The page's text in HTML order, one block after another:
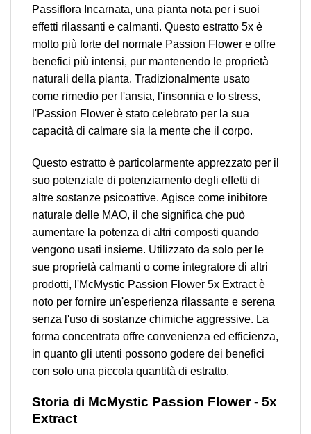
Passiflora Incarnata, una pianta nota per i suoi
effetti rilassanti e calmanti. Questo estratto 5x è
molto più forte del normale Passion Flower e offre
benefici più intensi, pur mantenendo le proprietà
naturali della pianta. Tradizionalmente usato
come rimedio per l'ansia, l'insonnia e lo stress,
l'Passion Flower è stato celebrato per la sua
capacità di calmare sia la mente che il corpo.
Questo estratto è particolarmente apprezzato per il
suo potenziale di potenziamento degli effetti di
altre sostanze psicoattive. Agisce come inibitore
naturale delle MAO, il che significa che può
aumentare la potenza di altri composti quando
vengono usati insieme. Utilizzato da solo per le
sue proprietà calmanti o come integratore di altri
prodotti, l'McMystic Passion Flower 5x Extract è
noto per fornire un'esperienza rilassante e serena
senza l'uso di sostanze chimiche aggressive. La
forma concentrata offre convenienza ed efficienza,
in quanto gli utenti possono godere dei benefici
con solo una piccola quantità di estratto.
Storia di McMystic Passion Flower - 5x
Extract